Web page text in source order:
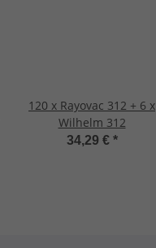
120 x Rayovac 312 + 6 x
Wilhelm 312
34,29 € *